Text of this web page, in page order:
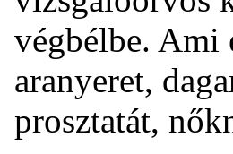
végbélbe. Ami
aranyeret,
prosztatát,